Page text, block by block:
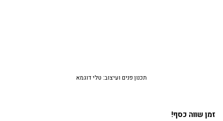
תכנון פנים ועיצוב: טלי דוגמא
שווה כסף!